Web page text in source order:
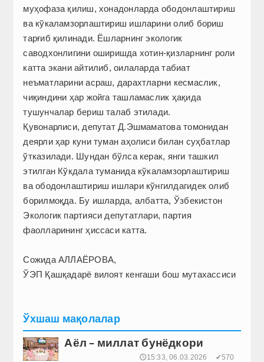
муҳофаза қилиш, хонадонларда ободонлаштириш
ва кўкаламзорлаштириш ишларини олиб бориш
тарғиб қилинади. Ёшларнинг экологик
саводхонлигини оширишда хотин-қизларнинг роли
катта экани айтилиб, оилаларда табиат
неъматларини асраш, дарахтларни кесмаслик,
чиқиндини ҳар жойга ташламаслик ҳақида
тушунчалар бериш талаб этилади.
Қувонарлиси, депутат Д.Эшмаматова томонидан
деярли ҳар куни туман аҳолиси билан суҳбатлар
ўтказилади. Шундан бўлса керак, янги ташкил
этилган Кўкдала туманида кўкаламзорлаштириш
ва ободонлаштириш ишлари кўнгилдагидек олиб
борилмоқда. Бу ишларда, албатта, Ўзбекистон
Экологик партияси депутатлари, партия
фаолларининг ҳиссаси катта.
Сожида АЛЛАЁРОВА,
ЎЭП Қашқадарё вилоят кенгаши бош мутахассиси
Ўхшаш мақолалар
Аёл – миллат бунёдкори
🕔15:33, 06.03.2026 ✔570